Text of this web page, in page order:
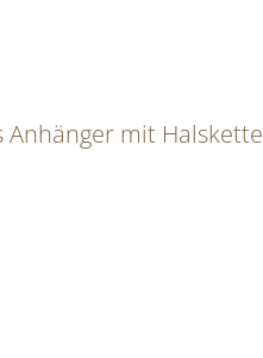
Anhänger mit Halskette